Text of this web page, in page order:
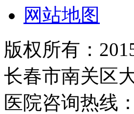
网站地图
版权所有：
长春市南关区
医院咨询热线